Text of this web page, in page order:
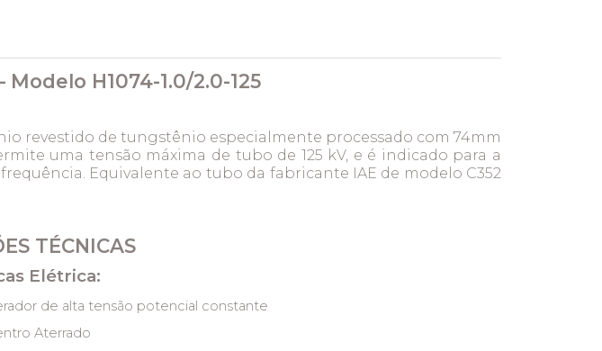
H1074-1.0/2.0-125
revestido de tungstênio especialmente processado com 74mm
uma tensão máxima de tubo de 125 kV, e é indicado para a
Equivalente ao tubo da fabricante IAE de modelo C352
TÉCNICAS
Elétrica:
de alta tensão potencial constante
Aterrado